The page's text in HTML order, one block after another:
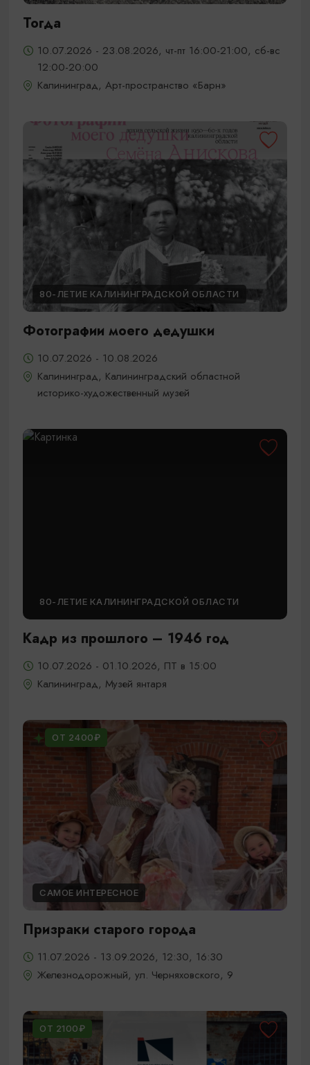
Тогда
10.07.2026 - 23.08.2026, чт-пт 16:00-21:00, сб-вс
12:00-20:00
Калининград, Арт-пространство «Барн»
80-ЛЕТИЕ КАЛИНИНГРАДСКОЙ ОБЛАСТИ
Фотографии моего дедушки
10.07.2026 - 10.08.2026
Калининград, Калининградский областной
историко-художественный музей
80-ЛЕТИЕ КАЛИНИНГРАДСКОЙ ОБЛАСТИ
Кадр из прошлого – 1946 год
10.07.2026 - 01.10.2026, ПТ в 15:00
Калининград, Музей янтаря
ОТ 2400₽
САМОЕ ИНТЕРЕСНОЕ
Призраки старого города
11.07.2026 - 13.09.2026, 12:30, 16:30
Железнодорожный, ул. Черняховского, 9
ОТ 2100₽